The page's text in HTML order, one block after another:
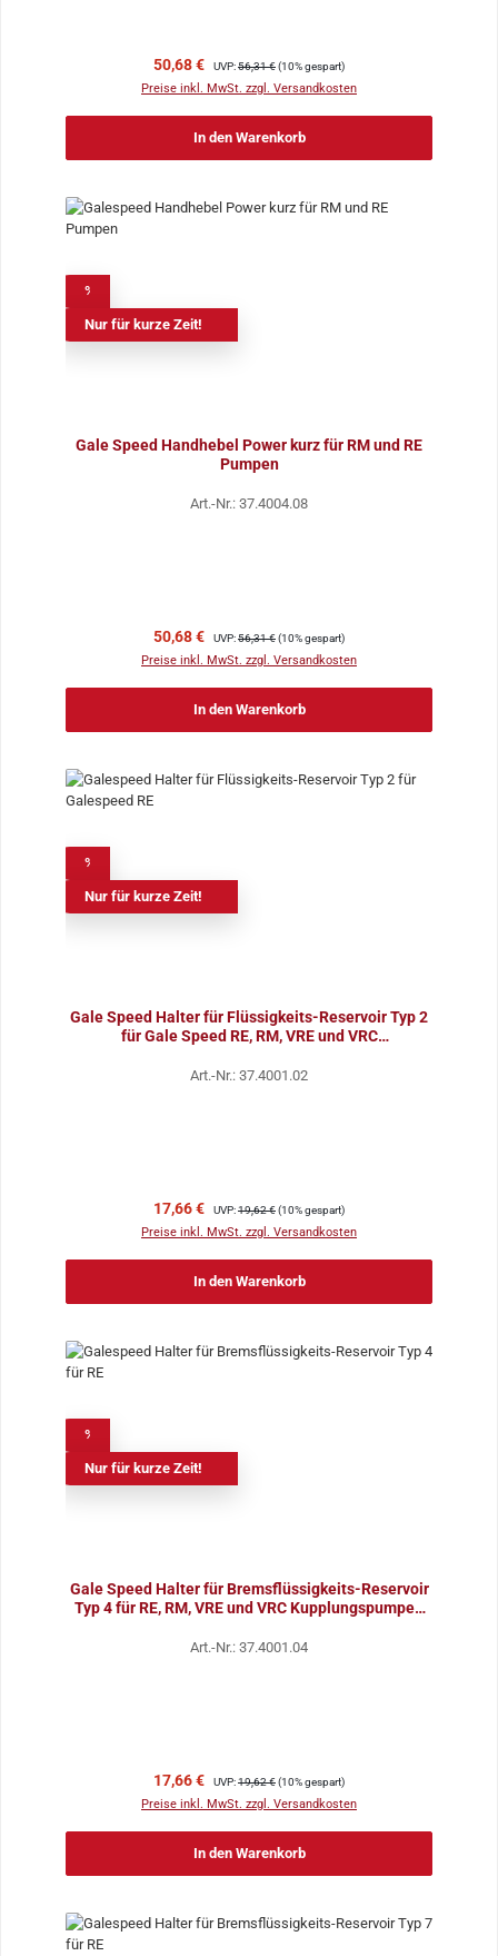
Verkaufspreis:
50,68 € Regulärer Preis:
UVP:56,31 €(10% gespart)
Preise inkl. MwSt. zzgl. Versandkosten
In den Warenkorb
Nur für kurze Zeit!
Gale Speed Handhebel Power kurz für RM und RE
Pumpen
Art.-Nr.: 37.4004.08
Verkaufspreis:
50,68 € Regulärer Preis:
UVP:56,31 €(10% gespart)
Preise inkl. MwSt. zzgl. Versandkosten
In den Warenkorb
Nur für kurze Zeit!
Gale Speed Halter für Flüssigkeits-Reservoir Typ 2
für Gale Speed RE, RM, VRE und VRC
Art.-Nr.: 37.4001.02
Verkaufspreis:
17,66 € Regulärer Preis:
UVP:19,62 €(10% gespart)
Preise inkl. MwSt. zzgl. Versandkosten
In den Warenkorb
Nur für kurze Zeit!
Gale Speed Halter für Bremsflüssigkeits-Reservoir
Typ 4 für RE, RM, VRE und VRC Kupplungspumpen
Art.-Nr.: 37.4001.04
Verkaufspreis:
17,66 € Regulärer Preis:
UVP:19,62 €(10% gespart)
Preise inkl. MwSt. zzgl. Versandkosten
In den Warenkorb